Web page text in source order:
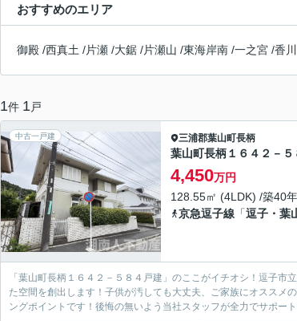
おすすめのエリア
御殿 /西真土 /片瀬 /大鋸 /片瀬山 /東海岸南 /一之宮 /香川
1件 1 戸
中古一戸建 三浦郡葉山町長柄
葉山町長柄１６４２－５
4,450万円
128.55㎡ (4LDK) /築40
京急逗子線 「逗子・葉
「葉山町長柄１６４２－５８４戸建」のここがイチオシ！逗子
た空間を創出します！子供が汚しても大丈夫、ご家族にオススメ
ングポイントです！後悔の無いよう当社スタッフが全力でサポー